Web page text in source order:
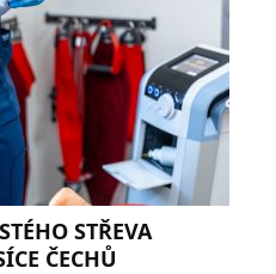
STŘEVA
ČECHŮ